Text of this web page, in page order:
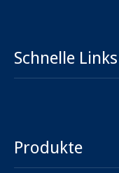
Schnelle Links
Produkte